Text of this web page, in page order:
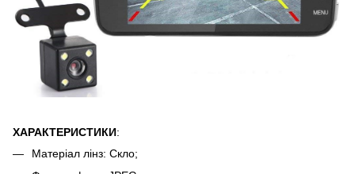
ХАРАКТЕРИСТИКИ:
Матеріал лінз: Скло;